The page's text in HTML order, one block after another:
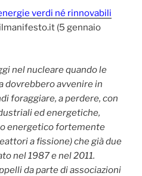
verdi né rinnovabili
(5 gennaio
nel nucleare quando le
dovrebbero avvenire in
foraggiare, a perdere, con
ed energetiche,
energetico fortemente
a fissione) che già due
nel 1987 e nel 2011.
da parte di associazioni